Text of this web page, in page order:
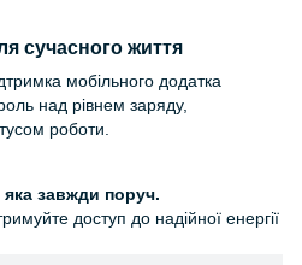
сучасного життя
мобільного додатка
над рівнем заряду,
роботи.
яка завжди поруч.
доступ до надійної енергії